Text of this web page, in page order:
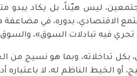
ليس هيّناً، بل يكاد
الاقتصادي، بدوره، في
تجري فيه تبادلات السوق»،
بكل تداخلاته، وبما هو نسيج
أو الخيط الناظم له، لا